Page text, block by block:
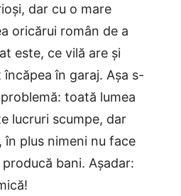
dar cu o mare
oricărui român de a
este, ce vilă are și
în garaj. Așa s-
toată lumea
lucruri scumpe, dar
în plus nimeni nu face
bani. Așadar: